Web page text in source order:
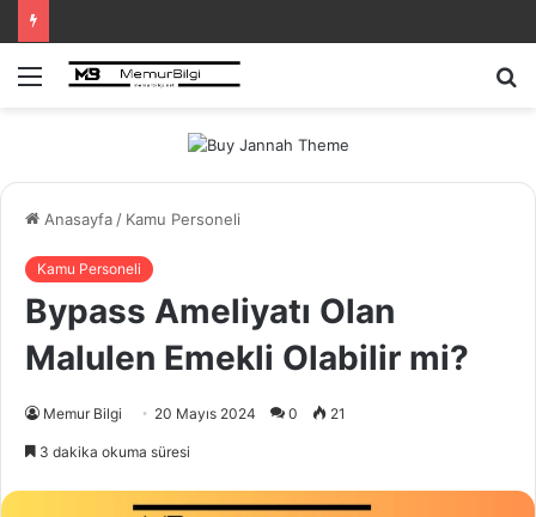
Menü
Anasayfa / Kamu Personeli
Kamu Personeli
Bypass Ameliyatı Olan
Malulen Emekli Olabilir mi?
Memur Bilgi 20 Mayıs 2024 0 21
3 dakika okuma süresi